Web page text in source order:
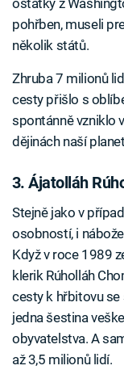
ostatky z
pohřben, museli
několik států.
Zhruba 7 milionů
cesty přišlo s
spontánně vzniklo
dějinách naší
3. Ájatolláh
Stejně jako v
osobností, i
Když v roce 1989
klerik Rúholláh
cesty k hřbitovu se
jedna šestina
obyvatelstva. A
až 3,5 milionů lidí.